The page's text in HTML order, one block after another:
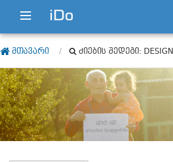
ᲛᲗᲐᲕᲐᲠᲘ ᲫᲘᲔᲑᲘᲡ ᲨᲔᲓᲔᲒᲘ: DESIGN